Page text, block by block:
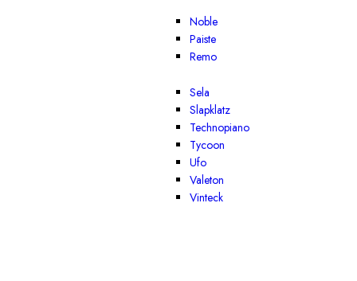
Noble
Paiste
Remo
Sela
Slapklatz
Technopiano
Tycoon
Ufo
Valeton
Vinteck